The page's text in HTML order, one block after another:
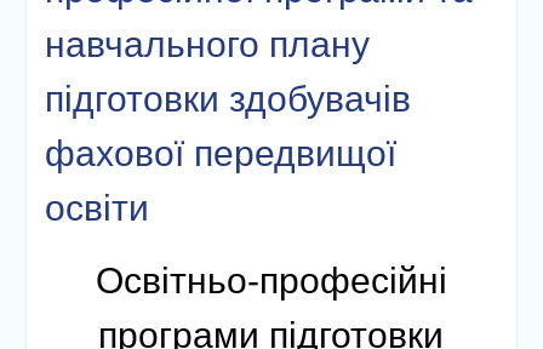
навчального плану
підготовки здобувачів
фахової передвищої
освіти
Освітньо-професійні
програми підготовки